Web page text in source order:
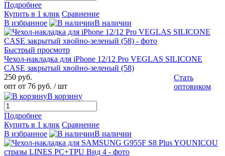
Подробнее
Купить в 1 клик Сравнение
В избранное
В наличии
Быстрый просмотр
Чехол-накладка для iPhone 12/12 Pro VEGLAS SILICONE
CASE закрытый хвойно-зеленый (58)
250 руб.
опт от 76 руб. / шт
Стать
оптовиком
В корзину
Подробнее
Купить в 1 клик Сравнение
В избранное
В наличии